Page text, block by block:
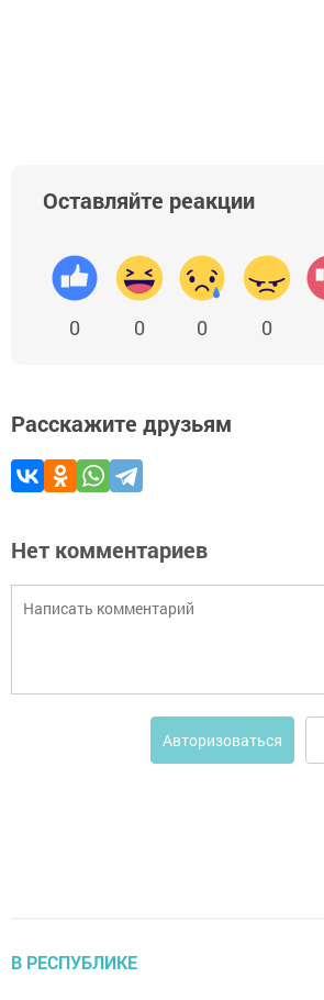
Оставляйте реакции
0 0 0 0
Расскажите друзьям
Нет комментариев
Авторизоваться
В РЕСПУБЛИКЕ